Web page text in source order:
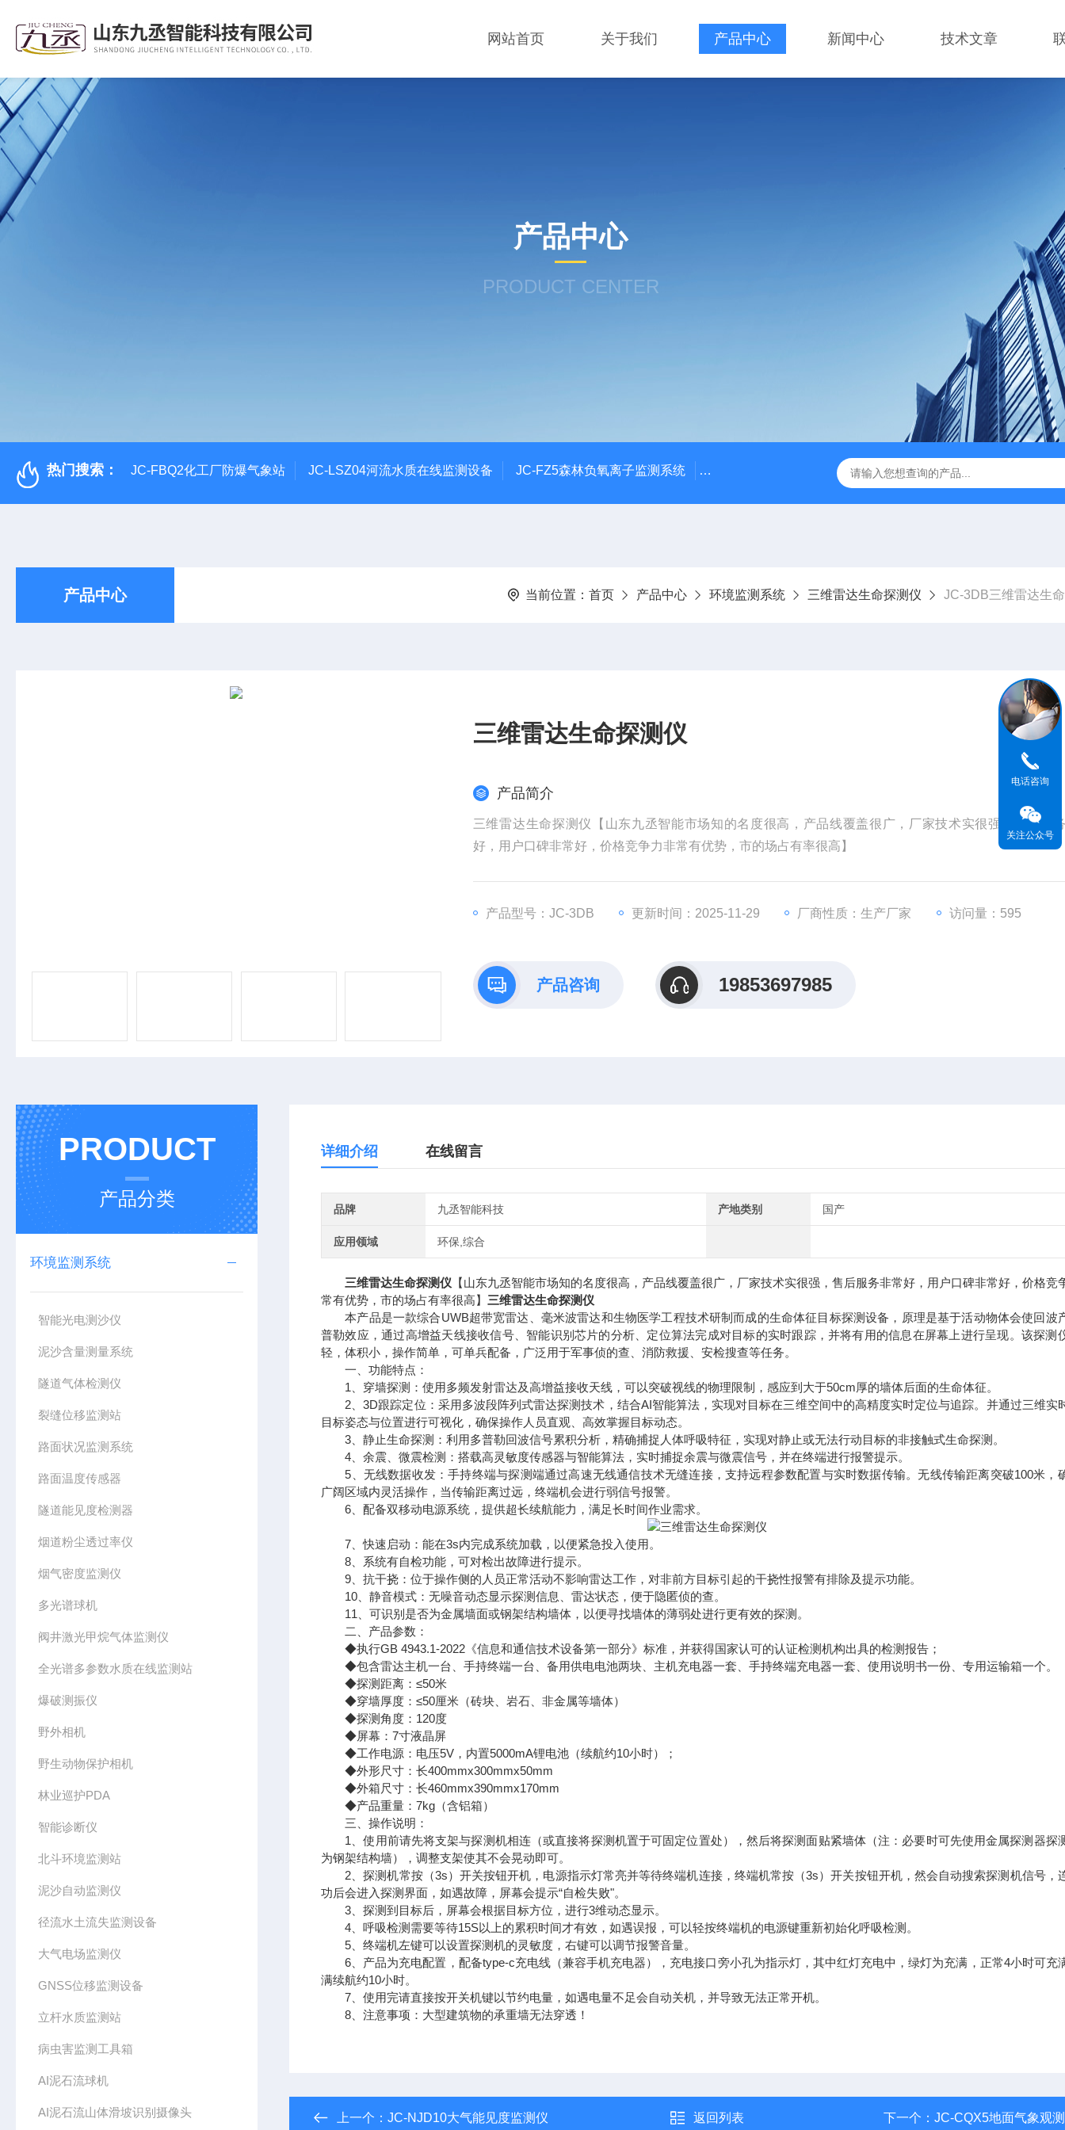
网站首页 关于我们 产品中心 新闻中心 技术文章
产品中心
PRODUCT CENTER
热门搜索： JC-FBQ2化工厂防爆气象站 JC-LSZ04河流水质在线监测设备 JC-FZ5森林负氧离子监测系统 JC-FZ5大气负氧离子监测站 JC-ZS07多参数污水在线检测仪
产品中心 当前位置： 首页 产品中心 环境监测系统 三维雷达生命探测仪 JC-3DB三维雷达生
三维雷达生命探测仪
产品简介
三维雷达生命探测仪【山东九丞智能市场知的名度很高，产品线覆盖很广，厂家技术实很强，售后服
好，用户口碑非常好，价格竞争力非常有优势，市的场占有率很高】
产品型号：JC-3DB 更新时间：2025-11-29 厂商性质：生产厂家 访问量：595
产品咨询 19853697985
PRODUCT
产品分类
环境监测系统
智能光电测沙仪
泥沙含量测量系统
隧道气体检测仪
裂缝位移监测站
路面状况监测系统
路面温度传感器
隧道能见度检测器
烟道粉尘透过率仪
烟气密度监测仪
多光谱球机
阀井激光甲烷气体监测仪
全光谱多参数水质在线监测站
爆破测振仪
野外相机
野生动物保护相机
林业巡护PDA
智能诊断仪
北斗环境监测站
泥沙自动监测仪
径流水土流失监测设备
大气电场监测仪
GNSS位移监测设备
立杆水质监测站
病虫害监测工具箱
AI泥石流球机
AI泥石流山体滑坡识别摄像头
详细介绍 在线留言
品牌 九丞智能科技 产地类别 国产
应用领域 环保,综合
三维雷达生命探测仪 【山东九丞智能市场知的名度很高，产品线覆盖很广，厂家技术实很强，售后服务非常好，用户口碑非常好，价格竞
常有优势，市的场占有率很高】 三维雷达生命探测仪
本产品是一款综合UWB超带宽雷达、毫米波雷达和生物医学工程技术研制而成的生命体征目标探测设备，原理是基于活动物体会使回波
普勒效应，通过高增益天线接收信号、智能识别芯片的分析、定位算法完成对目标的实时跟踪，并将有用的信息在屏幕上进行呈现。该探测
轻，体积小，操作简单，可单兵配备，广泛用于军事侦的查、消防救援、安检搜查等任务。
一、功能特点：
1、穿墙探测：使用多频发射雷达及高增益接收天线，可以突破视线的物理限制，感应到大于50cm厚的墙体后面的生命体征。
2、3D跟踪定位：采用多波段阵列式雷达探测技术，结合AI智能算法，实现对目标在三维空间中的高精度实时定位与追踪。并通过三维实
目标姿态与位置进行可视化，确保操作人员直观、高效掌握目标动态。
3、静止生命探测：利用多普勒回波信号累积分析，精确捕捉人体呼吸特征，实现对静止或无法行动目标的非接触式生命探测。
4、余震、微震检测：搭载高灵敏度传感器与智能算法，实时捕捉余震与微震信号，并在终端进行报警提示。
5、无线数据收发：手持终端与探测端通过高速无线通信技术无缝连接，支持远程参数配置与实时数据传输。无线传输距离突破100米，
广阔区域内灵活操作，当传输距离过远，终端机会进行弱信号报警。
6、配备双移动电源系统，提供超长续航能力，满足长时间作业需求。
7、快速启动：能在3s内完成系统加载，以便紧急投入使用。
8、系统有自检功能，可对检出故障进行提示。
9、抗干挠：位于操作侧的人员正常活动不影响雷达工作，对非前方目标引起的干挠性报警有排除及提示功能。
10、静音模式：无噪音动态显示探测信息、雷达状态，便于隐匿侦的查。
11、可识别是否为金属墙面或钢架结构墙体，以便寻找墙体的薄弱处进行更有效的探测。
二、产品参数：
◆执行GB 4943.1-2022《信息和通信技术设备第一部分》标准，并获得国家认可的认证检测机构出具的检测报告；
◆包含雷达主机一台、手持终端一台、备用供电电池两块、主机充电器一套、手持终端充电器一套、使用说明书一份、专用运输箱一个。
◆探测距离：≤50米
◆穿墙厚度：≤50厘米（砖块、岩石、非金属等墙体）
◆探测角度：120度
◆屏幕：7寸液晶屏
◆工作电源：电压5V，内置5000mA锂电池（续航约10小时）；
◆外形尺寸：长400mmx300mmx50mm
◆外箱尺寸：长460mmx390mmx170mm
◆产品重量：7kg（含铝箱）
三、操作说明：
1、使用前请先将支架与探测机相连（或直接将探测机置于可固定位置处），然后将探测面贴紧墙体（注：必要时可先使用金属探测器探
为钢架结构墙），调整支架使其不会晃动即可。
2、探测机常按（3s）开关按钮开机，电源指示灯常亮并等待终端机连接，终端机常按（3s）开关按钮开机，然会自动搜索探测机信号，
功后会进入探测界面，如遇故障，屏幕会提示“自检失败"。
3、探测到目标后，屏幕会根据目标方位，进行3维动态显示。
4、呼吸检测需要等待15S以上的累积时间才有效，如遇误报，可以轻按终端机的电源键重新初始化呼吸检测。
5、终端机左键可以设置探测机的灵敏度，右键可以调节报警音量。
6、产品为充电配置，配备type-c充电线（兼容手机充电器），充电接口旁小孔为指示灯，其中红灯充电中，绿灯为充满，正常4小时可充
满续航约10小时。
7、使用完请直接按开关机键以节约电量，如遇电量不足会自动关机，并导致无法正常开机。
8、注意事项：大型建筑物的承重墙无法穿透！
上一个： JC-NJD10大气能见度监测仪 返回列表 下一个： JC-CQX5地面气象观
电话咨询
关注公众号